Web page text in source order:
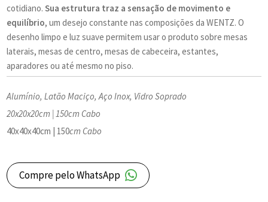
cotidiano.Sua estrutura traz a sensação de movimento e
equilíbrio, um desejo constante nas composições da WENTZ. O
desenho limpo e luz suave permitem usar o produto sobre mesas
laterais, mesas de centro, mesas de cabeceira, estantes,
aparadores ou até mesmo no piso.
Alumínio, Latão Maciço, Aço Inox, Vidro Soprado
20x20x20cm | 150cm Cabo
40x40x40cm | 150cm Cabo
Compre pelo WhatsApp